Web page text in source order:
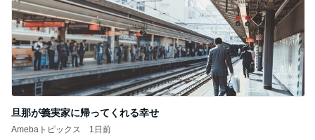
旦那が義実家に帰ってくれる幸せ
Amebaトピックス 1日前